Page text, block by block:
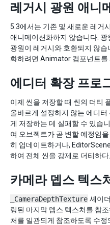
레거시 광원 애니
5.3에서는 기존 및 새로운 레거
애니메이션화하지 않습니다.
광원이 레거시와 호환되지 않
화하려면 Animator 컴포넌트를
에디터 확장 프로
이제 씬을 저장할 때 씬의 더티
올바르게 설정하지 않는 에디
게 저장하는 데 실패할 수 있습
여 오브젝트가 곧 변할 예정임
히 업데이트하거나,
하여 전체 씬을 강제로 더티하
카메라 뎁스 텍스
_CameraDepthTexture 셰이
링된 마지막 뎁스 텍스처를 참
처를 일관되게 참조하도록 수